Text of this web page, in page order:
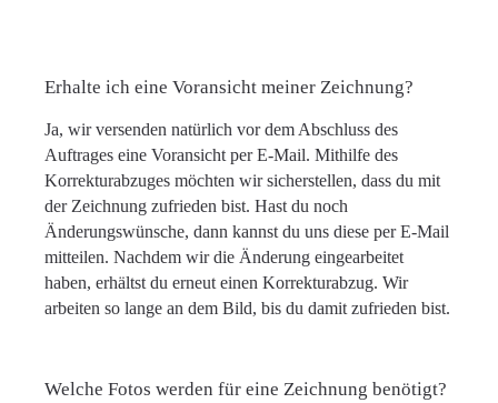
Erhalte ich eine Voransicht meiner Zeichnung?
Ja, wir versenden natürlich vor dem Abschluss des
Auftrages eine Voransicht per E-Mail. Mithilfe des
Korrekturabzuges möchten wir sicherstellen, dass du mit
der Zeichnung zufrieden bist. Hast du noch
Änderungswünsche, dann kannst du uns diese per E-Mail
mitteilen. Nachdem wir die Änderung eingearbeitet
haben, erhältst du erneut einen Korrekturabzug. Wir
arbeiten so lange an dem Bild, bis du damit zufrieden bist.
Welche Fotos werden für eine Zeichnung benötigt?